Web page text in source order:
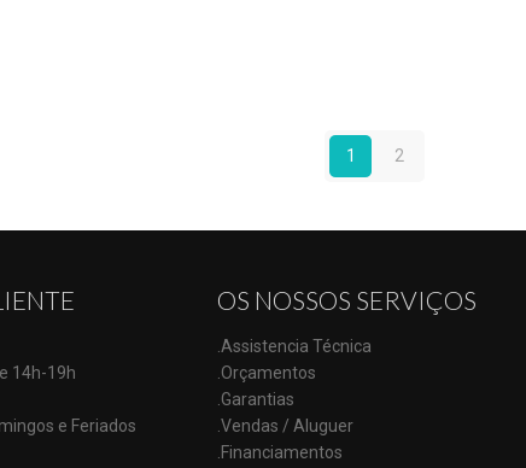
1 2
14h-19h
e Feriados
OS NOSSOS SERVIÇOS
.Assistencia Técnica
.Orçamentos
.Garantias
.Vendas / Aluguer
.Financiamentos